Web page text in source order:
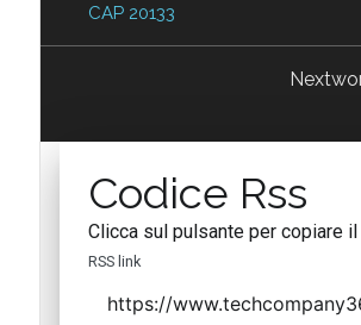
CAP 20133
Codice Rss
Clicca sul pulsante per copiare
RSS link